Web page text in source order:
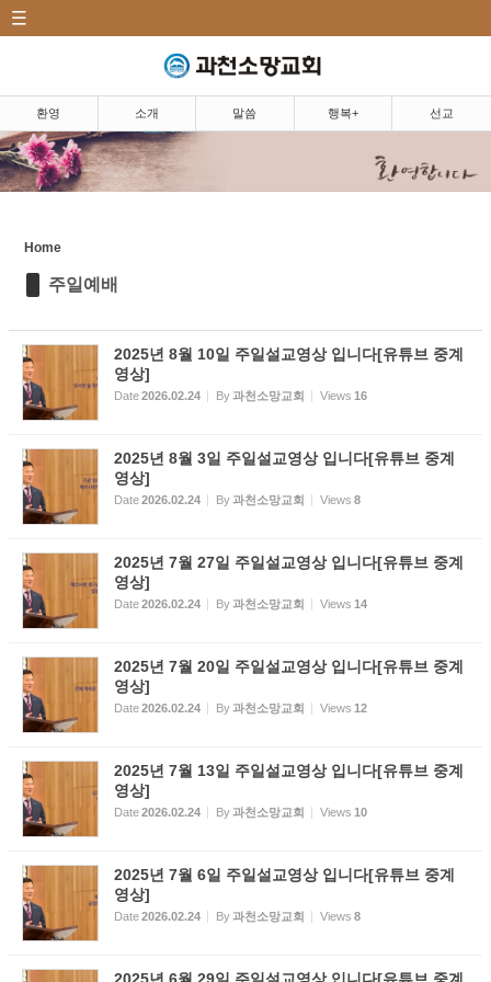
환영 소개 말씀 행복+ 선교
Home
주일예배
2025년 8월 10일 주일설교영상 입니다[유튜브 중계
영상]
Date2026.02.24 By과천소망교회 Views 16
2025년 8월 3일 주일설교영상 입니다[유튜브 중계
영상]
Date2026.02.24 By과천소망교회 Views 8
2025년 7월 27일 주일설교영상 입니다[유튜브 중계
영상]
Date2026.02.24 By과천소망교회 Views 14
2025년 7월 20일 주일설교영상 입니다[유튜브 중계
영상]
Date2026.02.24 By과천소망교회 Views 12
2025년 7월 13일 주일설교영상 입니다[유튜브 중계
영상]
Date2026.02.24 By과천소망교회 Views 10
2025년 7월 6일 주일설교영상 입니다[유튜브 중계
영상]
Date2026.02.24 By과천소망교회 Views 8
소개|Introduction
말씀|Message
5분 설교
마르지 않는 샘
찬양
행복+|Community
선교|Mission
행복밥상|Happy dining
table
Sketchbook5, 스케치북5
Sketchbook5, 스케치북5